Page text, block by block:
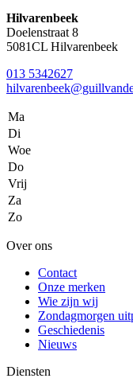
Hilvarenbeek
Doelenstraat 8
5081CL Hilvarenbeek
013 5342627
Ma
Di
Woe
Do
Vrij
Za
Zo
Over ons
Contact
Onze merken
Wie zijn wij
Zondagmorgen
Geschiedenis
Nieuws
Diensten